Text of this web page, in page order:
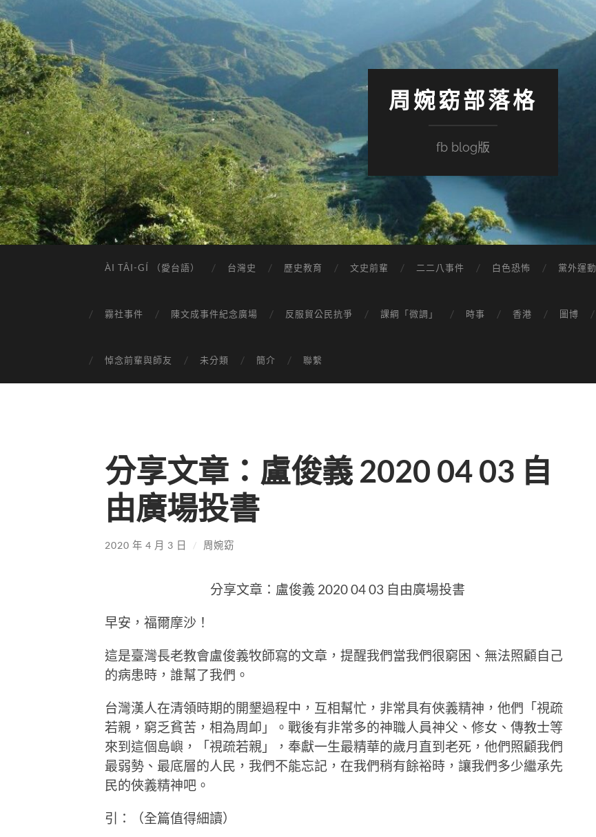
周婉窈部落格
fb blog版
ÀI TÂI-GÍ （愛台語） 台灣史 歷史教育 文史前輩 二二八事件 白色恐怖 黨外運動
霧社事件 陳文成事件紀念廣場 反服貿公民抗爭 課綱「微調」 時事 香港 圖博
悼念前輩與師友 未分類 簡介 聯繫
分享文章：盧俊義 2020 04 03 自
由廣場投書
2020 年 4 月 3 日 / 周婉窈
分享文章：盧俊義 2020 04 03 自由廣場投書
早安，福爾摩沙！
這是臺灣長老教會盧俊義牧師寫的文章，提醒我們當我們很窮困、無法照顧自己
的病患時，誰幫了我們。
台灣漢人在清領時期的開墾過程中，互相幫忙，非常具有俠義精神，他們「視疏
若親，窮乏貧苦，相為周卹」。戰後有非常多的神職人員神父、修女、傳教士等
來到這個島嶼，「視疏若親」，奉獻一生最精華的歲月直到老死，他們照顧我們
最弱勢、最底層的人民，我們不能忘記，在我們稍有餘裕時，讓我們多少繼承先
民的俠義精神吧。
引：（全篇值得細讀）